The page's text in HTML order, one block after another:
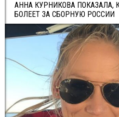
АННА КУРНИКОВА ПОКАЗАЛА,
БОЛЕЕТ ЗА СБОРНУЮ РОССИИ